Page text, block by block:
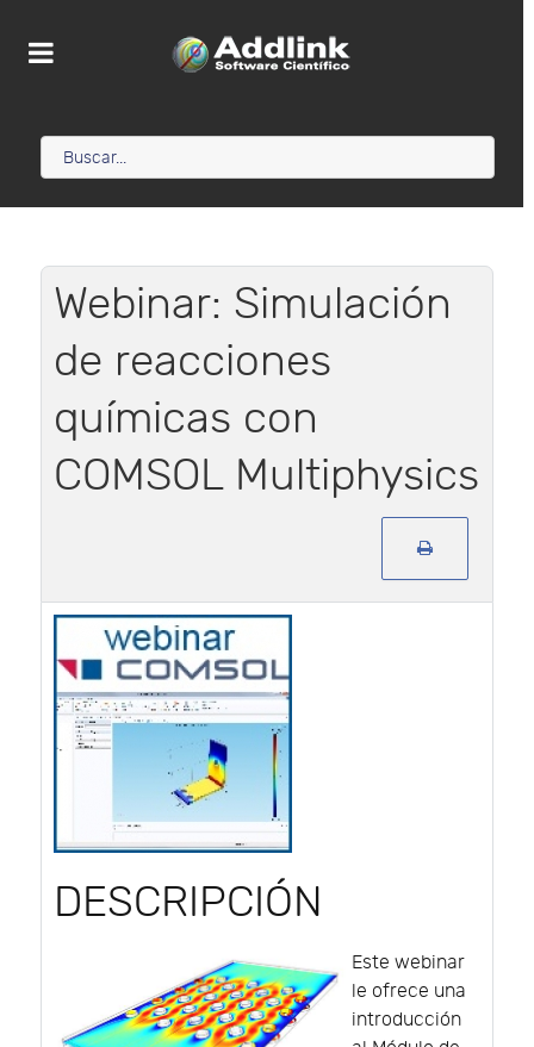
Webinar: Simulación
de reacciones
químicas con
COMSOL Multiphysics
DESCRIPCIÓN
Este webinar
le ofrece una
introducción